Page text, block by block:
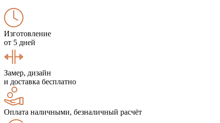
Изготовление
от 5 дней
Замер, дизайн
и доставка бесплатно
Оплата наличными, безналичный расчёт